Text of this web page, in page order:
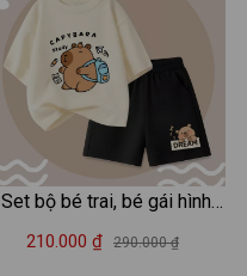
Set bộ bé trai, bé gái hình
capybara đeo cặp - Loza
210.000 ₫ 290.000 ₫